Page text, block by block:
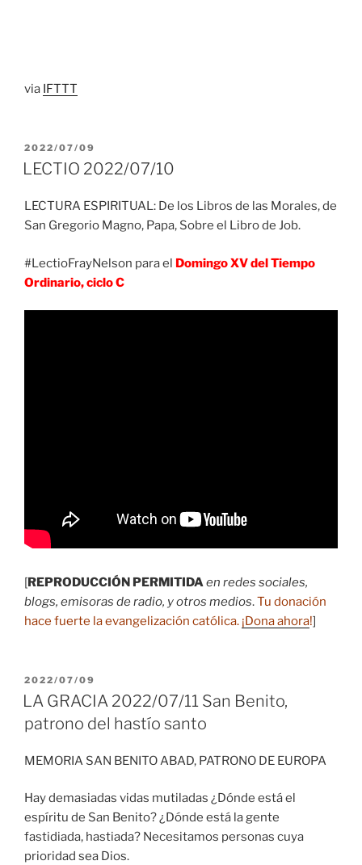
via IFTTT
PUBLICADO
EL
2022/07/09
LECTIO 2022/07/10
LECTURA ESPIRITUAL: De los Libros de las Morales, de
San Gregorio Magno, Papa, Sobre el Libro de Job.
#LectioFrayNelson para el Domingo XV del Tiempo
Ordinario, ciclo C
[REPRODUCCIÓN PERMITIDA en redes sociales,
blogs, emisoras de radio, y otros medios.Tu donación
hace fuerte la evangelización católica. ¡Dona ahora!]
PUBLICADO
EL
2022/07/09
LA GRACIA 2022/07/11 San Benito,
patrono del hastío santo
MEMORIA SAN BENITO ABAD, PATRONO DE EUROPA
Hay demasiadas vidas mutiladas ¿Dónde está el
espíritu de San Benito? ¿Dónde está la gente
fastidiada, hastiada? Necesitamos personas cuya
prioridad sea Dios.